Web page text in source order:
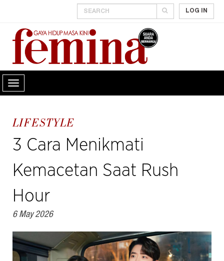
LOG IN
LIFESTYLE
3 Cara Menikmati
Kemacetan Saat Rush
Hour
6 May 2026